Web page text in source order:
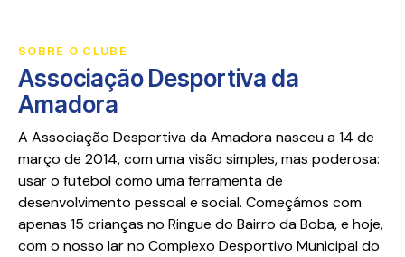
SOBRE O CLUBE
Associação Desportiva da
Amadora
A Associação Desportiva da Amadora nasceu a 14 de
março de 2014, com uma visão simples, mas poderosa:
usar o futebol como uma ferramenta de
desenvolvimento pessoal e social. Começámos com
apenas 15 crianças no Ringue do Bairro da Boba, e hoje,
com o nosso lar no Complexo Desportivo Municipal do